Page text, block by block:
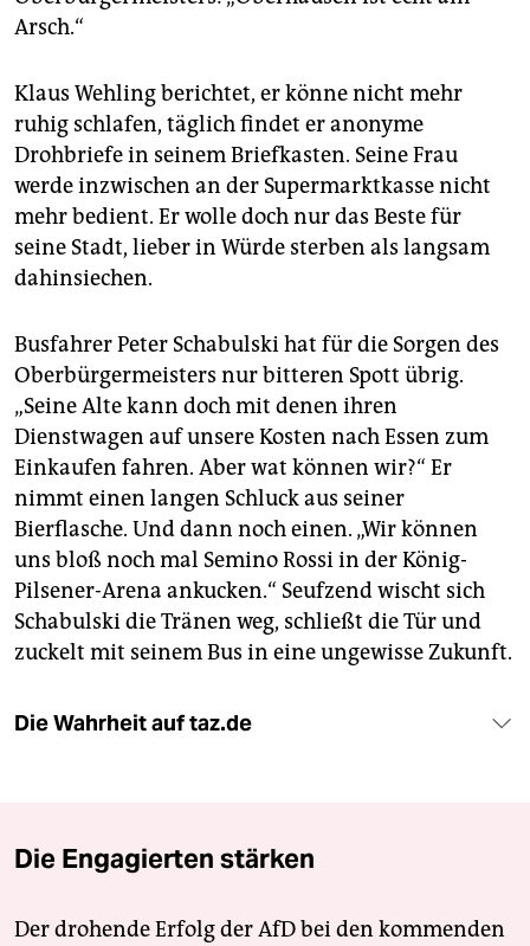
Arsch.“
Klaus Wehling berichtet, er könne nicht mehr
ruhig schlafen, täglich findet er anonyme
Drohbriefe in seinem Briefkasten. Seine Frau
werde inzwischen an der Supermarktkasse nicht
mehr bedient. Er wolle doch nur das Beste für
seine Stadt, lieber in Würde sterben als langsam
dahinsiechen.
Busfahrer Peter Schabulski hat für die Sorgen des
Oberbürgermeisters nur bitteren Spott übrig.
„Seine Alte kann doch mit denen ihren
Dienstwagen auf unsere Kosten nach Essen zum
Einkaufen fahren. Aber wat können wir?“ Er
nimmt einen langen Schluck aus seiner
Bierflasche. Und dann noch einen. „Wir können
uns bloß noch mal Semino Rossi in der König-
Pilsener-Arena ankucken.“ Seufzend wischt sich
Schabulski die Tränen weg, schließt die Tür und
zuckelt mit seinem Bus in eine ungewisse Zukunft.
Die Wahrheit auf taz.de
Die Engagierten stärken
Der drohende Erfolg der AfD bei den kommenden